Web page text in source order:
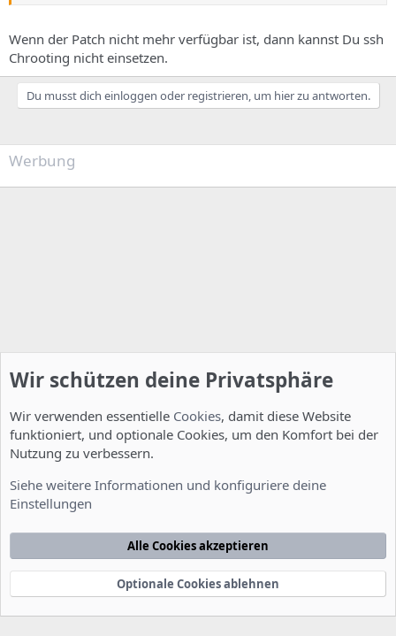
Wenn der Patch nicht mehr verfügbar ist, dann kannst Du ssh
Chrooting nicht einsetzen.
Du musst dich einloggen oder registrieren, um hier zu antworten.
Werbung
Nutzungsbedingungen Datenschutzerklärung
Startseite
e
Community platform by XenForo® © 2010-2022 XenForo Ltd.
xenDach©2010-2014
Wir schützen deine Privatsphäre
Wir verwenden essentielle Cookies, damit diese Website
funktioniert, und optionale Cookies, um den Komfort bei der
Nutzung zu verbessern.
Siehe weitere Informationen und konfiguriere deine
Einstellungen
Alle Cookies akzeptieren
Optionale Cookies ablehnen